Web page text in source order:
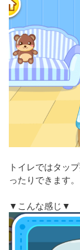
トイレではタッ
ったりできます。
▼こんな感じ▼